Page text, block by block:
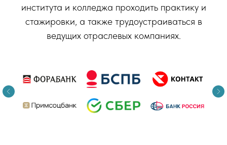
института и колледжа проходить практику и
стажировки, а также трудоустраиваться в
ведущих отраслевых компаниях.